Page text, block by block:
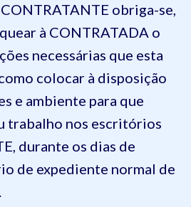
obriga-se,
à CONTRATADA o
necessárias que esta
colocar à disposição
e ambiente para que
trabalho nos escritórios
durante os dias de
de expediente normal de